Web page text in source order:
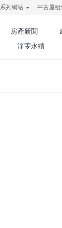
系列網站 中古屋租
房產新聞
淨零永續